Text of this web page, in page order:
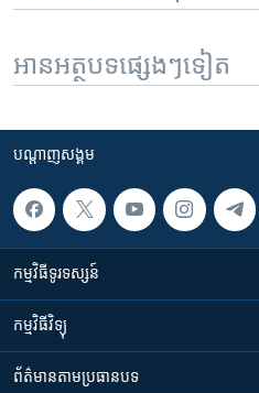
អានអត្ថបទផ្សេងៗទៀត
បណ្តាញ​សង្គម
កម្មវិធី​ទូរទស្សន៍
កម្មវិធី​វិទ្យុ
ព័ត៌មាន​តាមប្រធានបទ​